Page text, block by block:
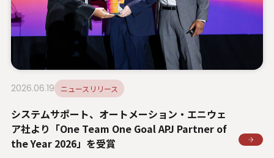
2026.06.19 ニュースリリース
システムサポート、オートメーション・エニウェ
ア社より「One Team One Goal APJ Partner of
the Year 2026」を受賞